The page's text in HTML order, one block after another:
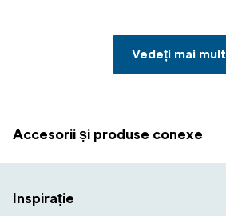
Vedeți mai mult
Accesorii și produse conexe
Inspirație